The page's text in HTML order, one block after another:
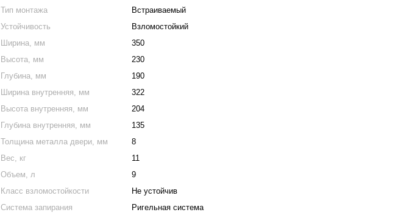
Тип монтажа
Встраиваемый
Устойчивость
Взломостойкий
Ширина, мм
350
Высота, мм
230
Глубина, мм
190
Ширина внутренняя, мм
322
Высота внутренняя, мм
204
Глубина внутренняя, мм
135
Толщина металла двери, мм
8
Вес, кг
11
Объем, л
9
Класс взломостойкости
Не устойчив
Система запирания
Ригельная система